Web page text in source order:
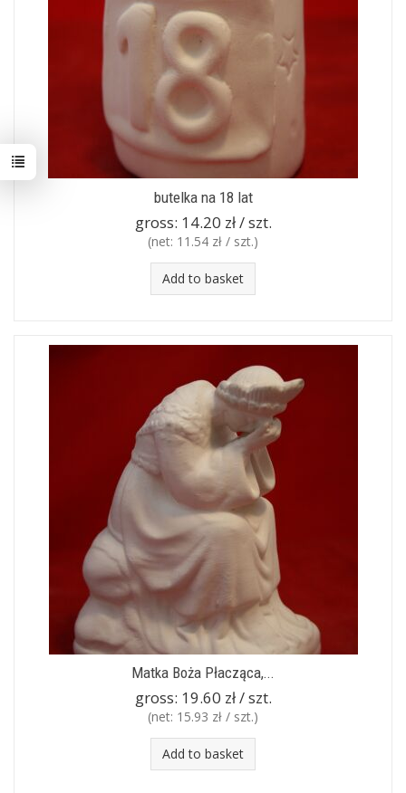
butelka na 18 lat
gross: 14.20 zł / szt.
(net: 11.54 zł / szt.)
Add to basket
Matka Boża Płacząca,...
gross: 19.60 zł / szt.
(net: 15.93 zł / szt.)
Add to basket